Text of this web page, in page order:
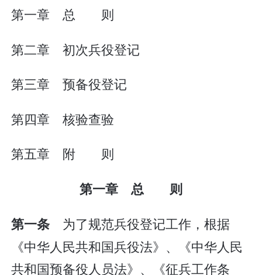
第一章 总 则
第二章 初次兵役登记
第三章 预备役登记
第四章 核验查验
第五章 附 则
第一章 总 则
第一条 为了规范兵役登记工作，根据
《中华人民共和国兵役法》、《中华人民
共和国预备役人员法》、《征兵工作条